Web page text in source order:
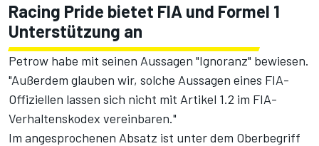
Racing Pride bietet FIA und Formel 1
Unterstützung an
Petrow habe mit seinen Aussagen "Ignoranz" bewiesen.
"Außerdem glauben wir, solche Aussagen eines FIA-
Offiziellen lassen sich nicht mit Artikel 1.2 im FIA-
Verhaltenskodex vereinbaren."
Im angesprochenen Absatz ist unter dem Oberbegriff